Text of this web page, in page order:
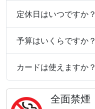
定休日はいつですか？
予算はいくらですか？
カードは使えますか？
全面禁煙